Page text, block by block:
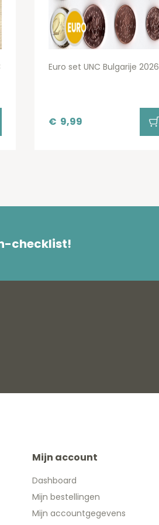
Euro set UNC Bulgarije 2026
€ 9,99
checklist!
Mijn account
Dashboard
Mijn bestellingen
Mijn accountgegevens